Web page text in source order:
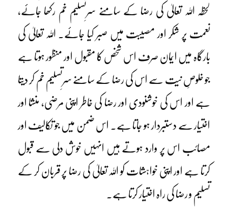
لحظہ اللہ تعالیٰ کی رضا کے سامنے سرِتسلیم خم رکھا جائے،
نعمت پر شکر اور مصیبت میں صبر کیا جائے۔ اللہ تعالیٰ کی
بارگاہ میں ایمان صرف اس شخص کا مقبول اور منظور ہوتا ہے
جو خلوصِ نیت سے اس کی رضا کے سامنے سرِتسلیم خم کر دیتا
ہے اور اس کی خوشنودی اور رضا کی خاطر اپنی مرضی، منشا اور
اختیار سے دستبردار ہو جاتا ہے۔ اس ضمن میں جو تکالیف اور
مصائب اس پر وارد ہوتے ہیں انہیں خوش دلی سے قبول
کرتا ہے اور اپنی خواہشات کو اللہ تعالیٰ کی رضا پر قربان کر کے
تسلیم و رضا کی راہ اختیار کرتا ہے۔